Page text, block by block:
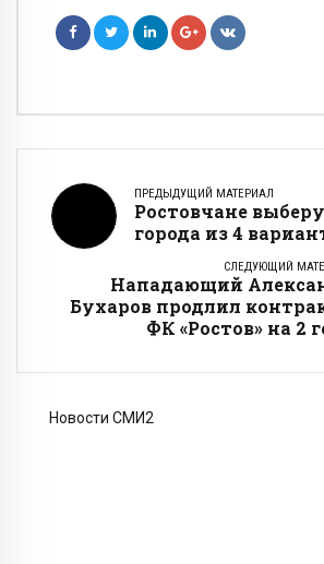
ПРЕДЫДУЩИЙ МАТЕРИАЛ
Ростовчане
города из 4
СЛЕДУЮЩИЙ
Нападающий
Бухаров продлил
ФК «Ростов» на 2
Новости СМИ2